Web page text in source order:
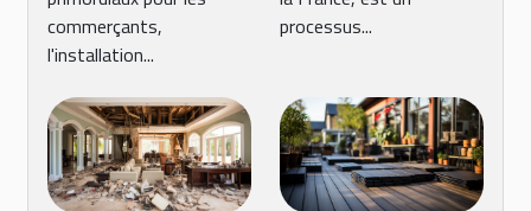
commerçants,
l'installation...
d'un bien à
processus...